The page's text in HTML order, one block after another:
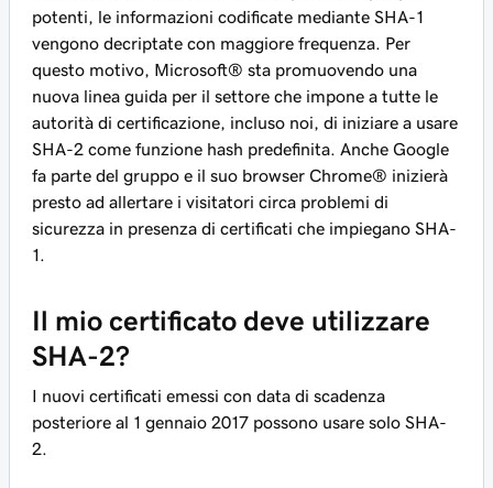
potenti, le informazioni codificate mediante SHA-1
vengono decriptate con maggiore frequenza. Per
questo motivo, Microsoft® sta promuovendo una
nuova linea guida per il settore che impone a tutte le
autorità di certificazione, incluso noi, di iniziare a usare
SHA-2 come funzione hash predefinita. Anche Google
fa parte del gruppo e il suo browser Chrome® inizierà
presto ad allertare i visitatori circa problemi di
sicurezza in presenza di certificati che impiegano SHA-
1.
Il mio certificato deve utilizzare
SHA-2?
I nuovi certificati emessi con data di scadenza
posteriore al 1 gennaio 2017 possono usare solo SHA-
2.